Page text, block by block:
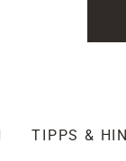
TIPPS &